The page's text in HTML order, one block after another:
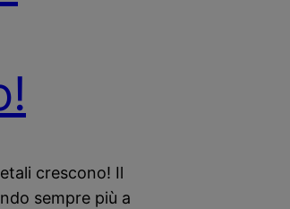
crescono! Il
sempre più a